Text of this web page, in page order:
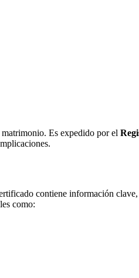
Es expedido por el
contiene información
como: